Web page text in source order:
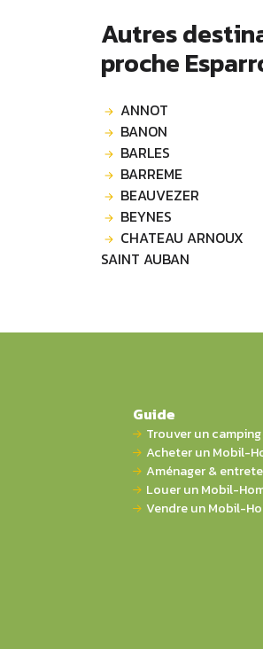
Autres
proche
ANNOT
BANON
BARLES
BARREME
BEAUVEZER
BEYNES
CHATEAU ARNOUX
SAINT AUBAN
Guide
Trouver un camping
Acheter un Mobil-
Aménager &
Louer un Mobil-
Vendre un Mobil-